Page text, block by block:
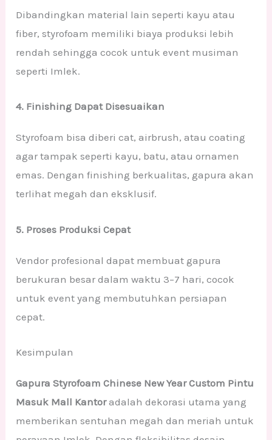
Dibandingkan material lain seperti kayu atau
fiber, styrofoam memiliki biaya produksi lebih
rendah sehingga cocok untuk event musiman
seperti Imlek.
4. Finishing Dapat Disesuaikan
Styrofoam bisa diberi cat, airbrush, atau coating
agar tampak seperti kayu, batu, atau ornamen
emas. Dengan finishing berkualitas, gapura akan
terlihat megah dan eksklusif.
5. Proses Produksi Cepat
Vendor profesional dapat membuat gapura
berukuran besar dalam waktu 3–7 hari, cocok
untuk event yang membutuhkan persiapan
cepat.
Kesimpulan
Gapura Styrofoam Chinese New Year Custom Pintu
Masuk Mall Kantoradalah dekorasi utama yang
memberikan sentuhan megah dan meriah untuk